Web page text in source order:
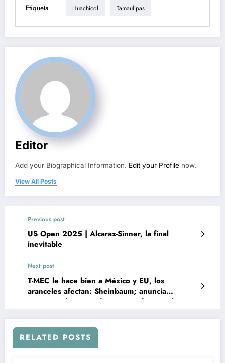
Etiqueta Huachicol Tamaulipas
Editor
Add your Biographical Information. Edit your Profile now.
View All Posts
Previous post
US Open 2025 | Alcaraz-Sinner, la final
inevitable
Next post
T-MEC le hace bien a México y EU, los
aranceles afectan: Sheinbaum; anuncia
inversión de 700 mdp para producción de
RELATED POSTS